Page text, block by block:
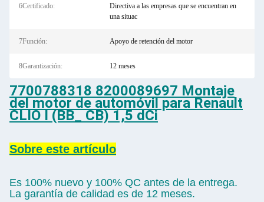
6Certificado:
Directiva a las empresas que se encuentran en
una situac
7Función: Apoyo de retención del motor
8Garantización: 12 meses
7700788318 8200089697 Montaje
del motor de automóvil para Renault
CLIO I (BB_ CB) 1,5 dCi
Sobre este artículo
Es 100% nuevo y 100% QC antes de la entrega.
La garantía de calidad es de 12 meses.